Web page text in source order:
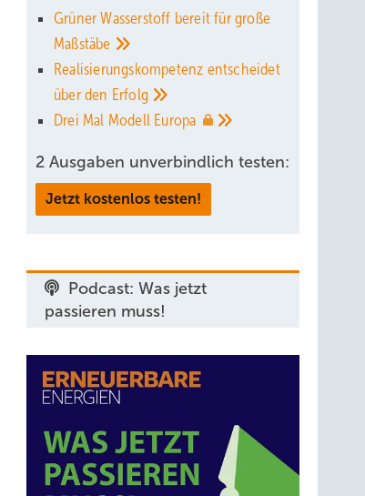
Grüner Wasserstoff bereit für große
Maßstäbe
Realisierungskompetenz entscheidet
über den Erfolg
Drei Mal Modell Europa
2 Ausgaben unverbindlich testen:
Jetzt kostenlos testen!
Podcast: Was jetzt
passieren muss!